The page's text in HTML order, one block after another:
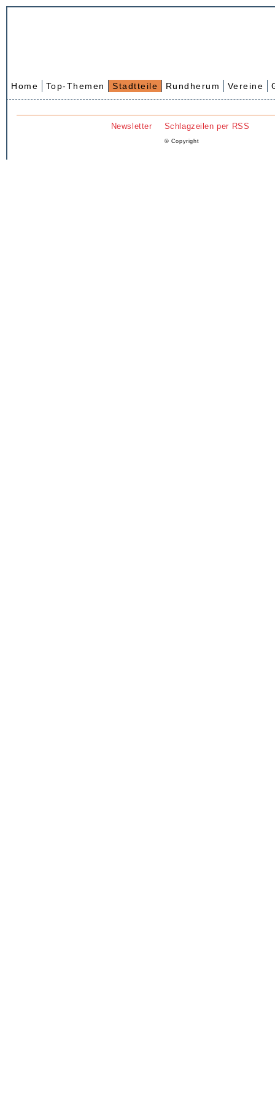
Home Top-Themen Stadtteile Rundherum Vereine
Newsletter Schlagzeilen per RSS
© Copyright